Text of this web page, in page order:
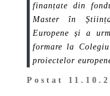
finanțate din
Master în
Europene și a
formare la
proiectelor
Postat